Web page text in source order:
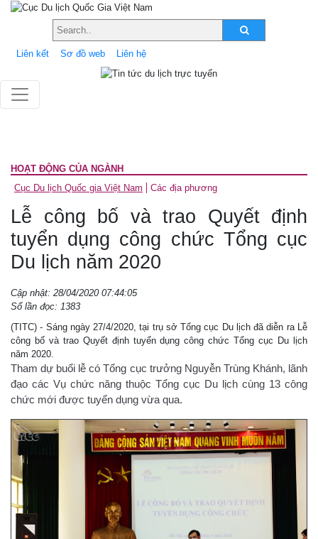
Liên kết Sơ đồ web Liên hệ
HOẠT ĐỘNG CỦA NGÀNH
Cục Du lịch Quốc gia Việt Nam
Các địa phương
Lễ công bố và trao Quyết định
tuyển dụng công chức Tổng cục
Du lịch năm 2020
Cập nhật: 28/04/2020 07:44:05
Số lần đọc: 1383
(TITC) - Sáng ngày 27/4/2020, tại trụ sở Tổng cục Du lịch đã diễn ra Lễ
công bố và trao Quyết định tuyển dụng công chức Tổng cục Du lịch
năm 2020.
Tham dự buổi lễ có Tổng cục trưởng Nguyễn Trùng Khánh, lãnh
đạo các Vụ chức năng thuộc Tổng cục Du lịch cùng 13 công
chức mới được tuyển dụng vừa qua.